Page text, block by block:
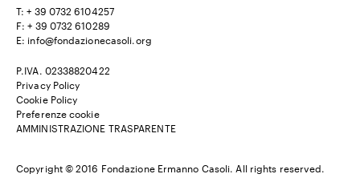
T: + 39 0732 6104257
F: + 39 0732 610289
E: info@fondazionecasoli.org
P.IVA. 02338820422
Privacy Policy
Cookie Policy
Preferenze cookie
AMMINISTRAZIONE TRASPARENTE
Copyright © 2016 Fondazione Ermanno Casoli. All rights reserved.